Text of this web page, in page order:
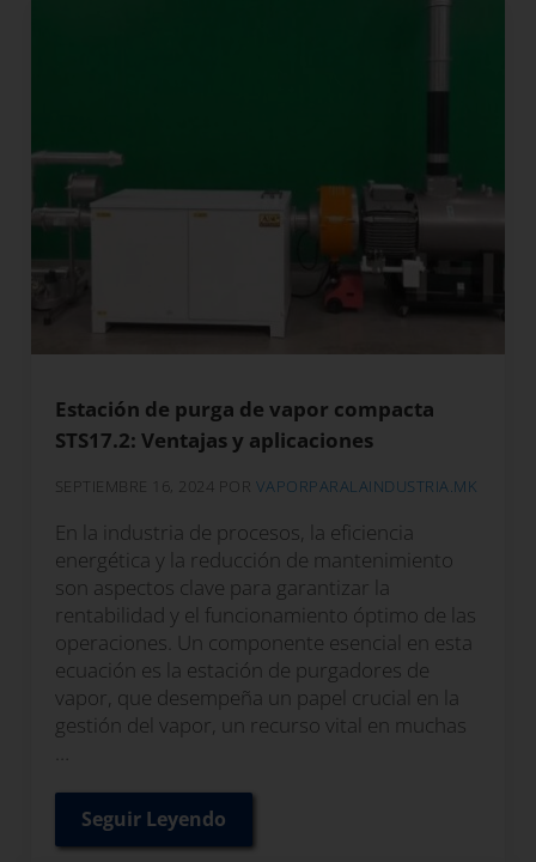
Estación de purga de vapor compacta
STS17.2: Ventajas y aplicaciones
SEPTIEMBRE 16, 2024 POR VAPORPARALAINDUSTRIA.MK
En la industria de procesos, la eficiencia
energética y la reducción de mantenimiento
son aspectos clave para garantizar la
rentabilidad y el funcionamiento óptimo de las
operaciones. Un componente esencial en esta
ecuación es la estación de purgadores de
vapor, que desempeña un papel crucial en la
gestión del vapor, un recurso vital en muchas
…
Seguir LeyendoEstación de purga de vapor compacta